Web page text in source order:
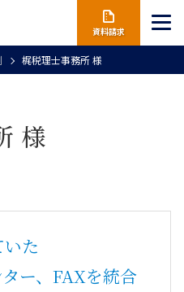
資料請求
梶税理士事務所 様
様
た
ー、FAXを統合